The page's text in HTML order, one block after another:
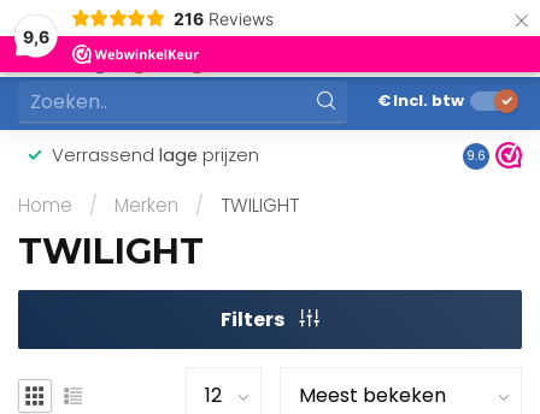
9,6
216 Reviews ×
MENU
0
€Incl. btw
Verrassend lage prijzen 9.6
Home / Merken / TWILIGHT
TWILIGHT
Filters